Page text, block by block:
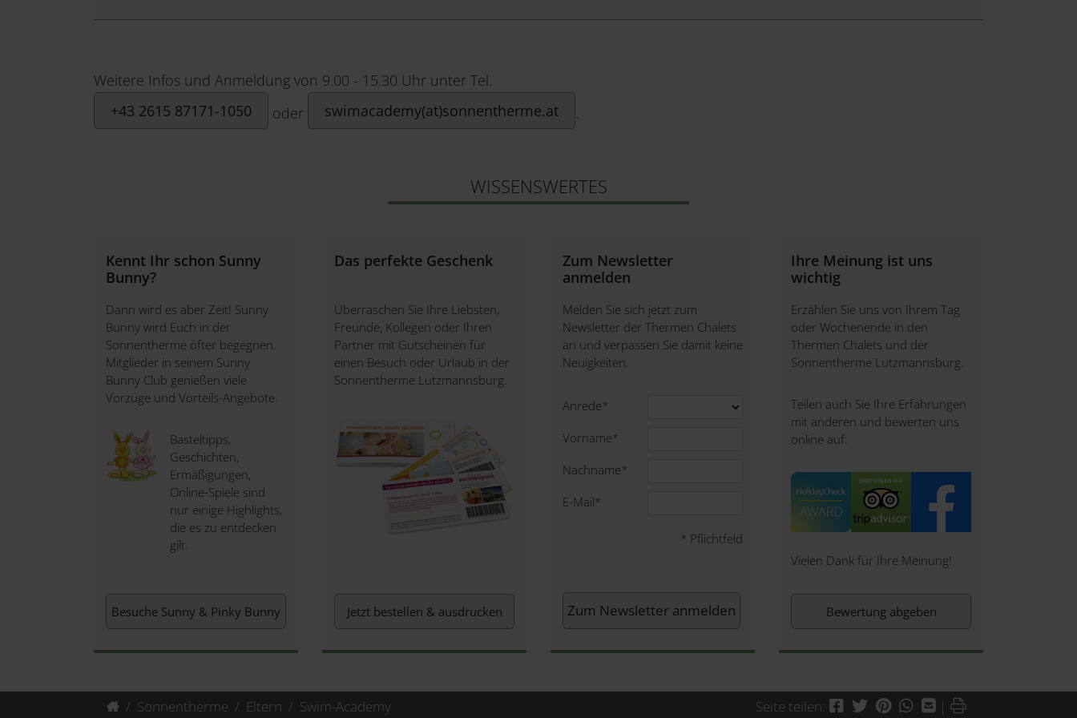
Weitere Infos und Anmeldung von 9.00 - 15.30 Uhr unter Tel.
+43 2615 87171-1050
oder swimacademy(at)sonnentherme.at .
WISSENSWERTES
Kennt Ihr schon Sunny
Bunny?
Dann wird es aber Zeit! Sunny
Bunny wird Euch in der
Sonnentherme öfter begegnen.
Mitglieder in seinem Sunny
Bunny Club genießen viele
Vorzüge und Vorteils-Angebote.
Basteltipps,
Geschichten,
Ermäßigungen,
Online-Spiele sind
nur einige Highlights,
die es zu entdecken
gilt.
Besuche Sunny & Pinky Bunny
Das perfekte Geschenk
Überraschen Sie Ihre Liebsten,
Freunde, Kollegen oder Ihren
Partner mit Gutscheinen für
einen Besuch oder Urlaub in der
Sonnentherme Lutzmannsburg.
Jetzt bestellen & ausdrucken
Zum Newsletter
anmelden
Melden Sie sich jetzt zum
Newsletter der Thermen Chalets
an und verpassen Sie damit keine
Neuigkeiten.
Anrede*
Vorname*
Nachname*
E-Mail*
* Pflichtfeld
Ihre Meinung ist uns
wichtig
Erzählen Sie uns von Ihrem Tag
oder Wochenende in den
Thermen Chalets und der
Sonnentherme Lutzmannsburg.
Teilen auch Sie Ihre Erfahrungen
mit anderen und bewerten uns
online auf:
Vielen Dank für Ihre Meinung!
Bewertung abgeben
Sonnentherme Eltern Swim-Academy Seite teilen: Facebook
Twitter
PinterestWhatsApp
Mail
| Drucken